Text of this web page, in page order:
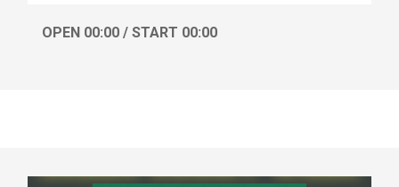
OPEN 00:00 / START 00:00